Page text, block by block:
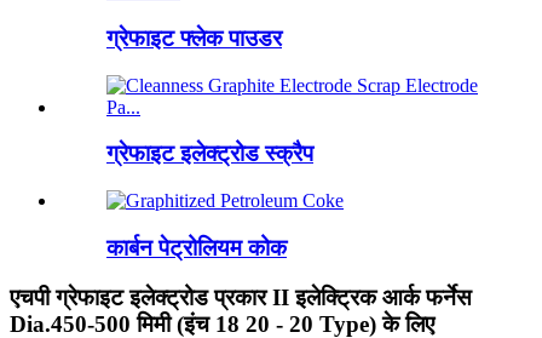
ग्रेफाइट फ्लेक पाउडर
ग्रेफाइट इलेक्ट्रोड स्क्रैप
कार्बन पेट्रोलियम कोक
एचपी ग्रेफाइट इलेक्ट्रोड प्रकार II इलेक्ट्रिक आर्क फर्नेस
Dia.450-500 मिमी (इंच 18 20 - 20 Type) के लिए